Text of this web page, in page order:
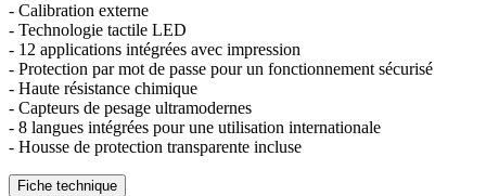
- Calibration externe
- Technologie tactile LED
- 12 applications intégrées avec impression
- Protection par mot de passe pour un fonctionnement sécurisé
- Haute résistance chimique
- Capteurs de pesage ultramodernes
- 8 langues intégrées pour une utilisation internationale
- Housse de protection transparente incluse
Fiche technique